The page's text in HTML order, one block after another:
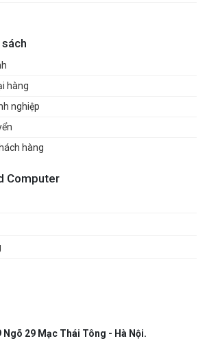
hàng
nghiệp
hàng
Computer
Ngõ 29 Mạc Thái Tông - Hà Nội.